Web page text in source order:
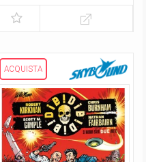
ACQUISTA